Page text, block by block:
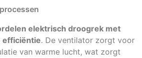
elektrisch droogrek met
efficiëntie. De ventilator zorgt voor
van warme lucht, wat zorgt